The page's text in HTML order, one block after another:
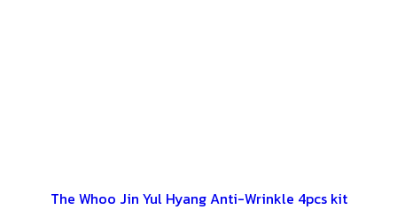
The Whoo Jin Yul Hyang Anti-Wrinkle 4pcs kit